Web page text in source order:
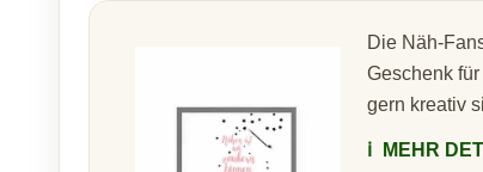
Die Näh-
Geschenk
gern kreativ
ℹ️ MEHR